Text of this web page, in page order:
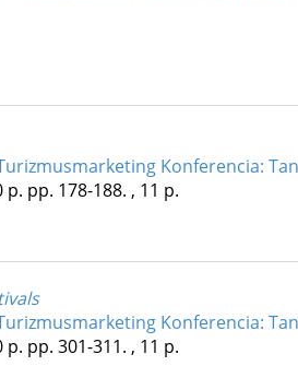
Konferencia:
p. pp. 178-188. , 11 p.
Konferencia:
p. pp. 301-311. , 11 p.